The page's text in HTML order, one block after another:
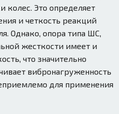
колес. Это определяет
и четкость реакций
Однако, опора типа ШС,
жесткости имеет и
что значительно
вибронагруженность
для применения